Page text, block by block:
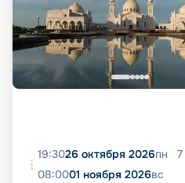
19:3026 октября 2026пн 7
08:0001 ноября 2026вс